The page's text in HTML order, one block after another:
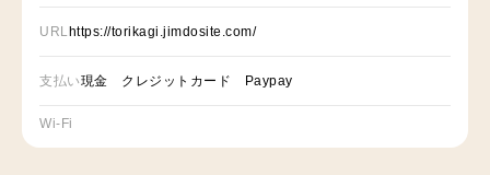
URLhttps://torikagi.jimdosite.com/
支払い現金 クレジットカード Paypay
Wi-Fi